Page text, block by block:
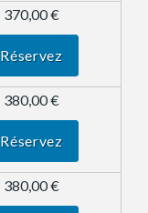
370,00 €
Réservez
380,00 €
Réservez
380,00 €